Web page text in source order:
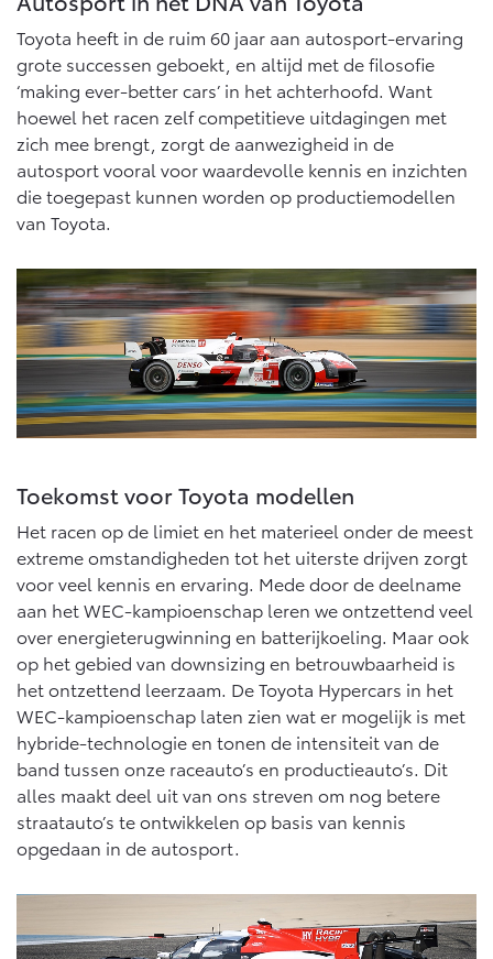
Vanaf € 46.301,- Vanaf € 56.570,-
Land Cruiser (excl. BTW)
Vanaf € 89.986,-
Toyota heeft in de ruim 60 jaar aan autosport-ervaring
grote successen geboekt, en altijd met de filosofie
‘making ever-better cars’ in het achterhoofd. Want
hoewel het racen zelf competitieve uitdagingen met
zich mee brengt, zorgt de aanwezigheid in de
autosport vooral voor waardevolle kennis en inzichten
die toegepast kunnen worden op productiemodellen
van Toyota.
Toekomst voor Toyota modellen
Het racen op de limiet en het materieel onder de meest
extreme omstandigheden tot het uiterste drijven zorgt
voor veel kennis en ervaring. Mede door de deelname
aan het WEC-kampioenschap leren we ontzettend veel
over energieterugwinning en batterijkoeling. Maar ook
op het gebied van downsizing en betrouwbaarheid is
het ontzettend leerzaam. De Toyota Hypercars in het
WEC-kampioenschap laten zien wat er mogelijk is met
hybride-technologie en tonen de intensiteit van de
band tussen onze raceauto’s en productieauto’s. Dit
alles maakt deel uit van ons streven om nog betere
straatauto’s te ontwikkelen op basis van kennis
opgedaan in de autosport.